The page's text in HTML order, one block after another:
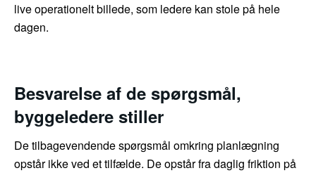
live operationelt billede, som ledere kan stole på hele
dagen.
Besvarelse af de spørgsmål,
byggeledere stiller
De tilbagevendende spørgsmål omkring planlægning
opstår ikke ved et tilfælde. De opstår fra daglig friktion på